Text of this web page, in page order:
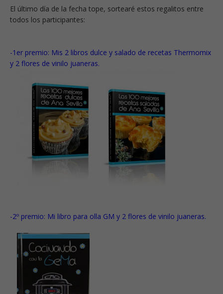
El último día de la fecha tope, sortearé estos regalitos entre
todos los participantes:
-1er premio: Mis 2 libros dulce y salado de recetas Thermomix
y 2 flores de vinilo juaneras.
-2º premio: Mi libro para olla GM y 2 flores de vinilo juaneras.